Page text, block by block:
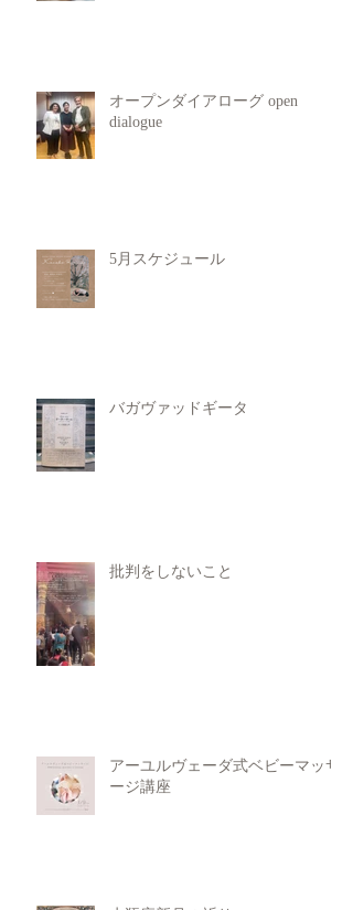
オープンダイアローグ open
dialogue
5月スケジュール
バガヴァッドギータ
批判をしないこと
アーユルヴェーダ式ベビーマッサ
ージ講座